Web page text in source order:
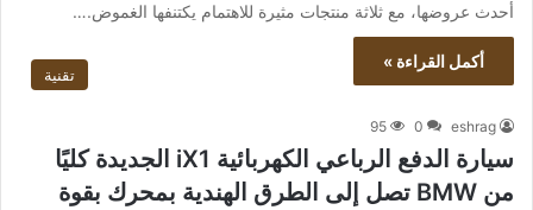
أحدث عروضها، مع ثلاثة منتجات مثيرة للاهتمام يكتنفها الغموض.…
أكمل القراءة »
تقنية
eshrag
0
95
سيارة الدفع الرباعي الكهربائية iX1 الجديدة كليًا
من BMW تصل إلى الطرق الهندية بمحرك بقوة